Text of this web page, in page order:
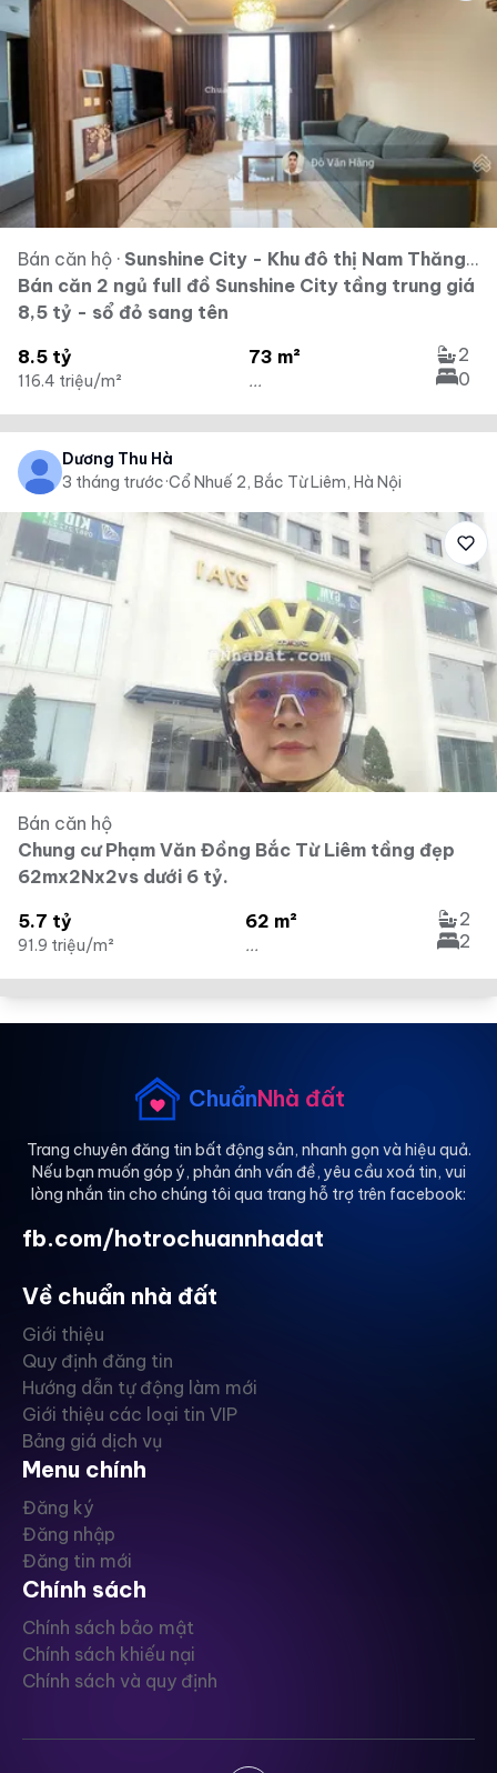
Bán căn hộ · Sunshine City - Khu đô thị Nam Thăng Long - Ciputra
Bán căn 2 ngủ full đồ Sunshine City tầng trung giá
8,5 tỷ - sổ đỏ sang tên
8.5 tỷ
116.4 triệu/m²
73 m²
...
2
0
Dương Thu Hà
3 tháng trước·Cổ Nhuế 2, Bắc Từ Liêm, Hà Nội
Bán căn hộ
Chung cư Phạm Văn Đồng Bắc Từ Liêm tầng đẹp
62mx2Nx2vs dưới 6 tỷ.
5.7 tỷ
91.9 triệu/m²
62 m²
...
2
2
ChuẩnNhà đất
Trang chuyên đăng tin bất động sản, nhanh gọn và hiệu quả.
Nếu bạn muốn góp ý, phản ánh vấn đề, yêu cầu xoá tin, vui
lòng nhắn tin cho chúng tôi qua trang hỗ trợ trên facebook:
fb.com/hotrochuannhadat
Về chuẩn nhà đất
Giới thiệu
Quy định đăng tin
Hướng dẫn tự động làm mới
Giới thiệu các loại tin VIP
Bảng giá dịch vụ
Menu chính
Đăng ký
Đăng nhập
Đăng tin mới
Chính sách
Chính sách bảo mật
Chính sách khiếu nại
Chính sách và quy định